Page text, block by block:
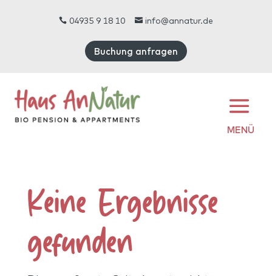
04935 9 18 10 info@annatur.de
Buchung anfragen
MENÜ
Keine Ergebnisse
gefunden